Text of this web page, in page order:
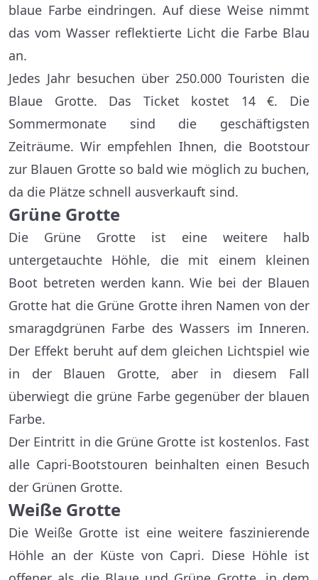
blaue Farbe eindringen. Auf diese Weise nimmt
das vom Wasser reflektierte Licht die Farbe Blau
an.
Jedes Jahr besuchen über 250.000 Touristen die
Blaue Grotte. Das Ticket kostet 14 €. Die
Sommermonate sind die geschäftigsten
Zeiträume. Wir empfehlen Ihnen, die Bootstour
zur Blauen Grotte so bald wie möglich zu buchen,
da die Plätze schnell ausverkauft sind.
Grüne Grotte
Die Grüne Grotte ist eine weitere halb
untergetauchte Höhle, die mit einem kleinen
Boot betreten werden kann. Wie bei der Blauen
Grotte hat die Grüne Grotte ihren Namen von der
smaragdgrünen Farbe des Wassers im Inneren.
Der Effekt beruht auf dem gleichen Lichtspiel wie
in der Blauen Grotte, aber in diesem Fall
überwiegt die grüne Farbe gegenüber der blauen
Farbe.
Der Eintritt in die Grüne Grotte ist kostenlos. Fast
alle Capri-Bootstouren beinhalten einen Besuch
der Grünen Grotte.
Weiße Grotte
Die Weiße Grotte ist eine weitere faszinierende
Höhle an der Küste von Capri. Diese Höhle ist